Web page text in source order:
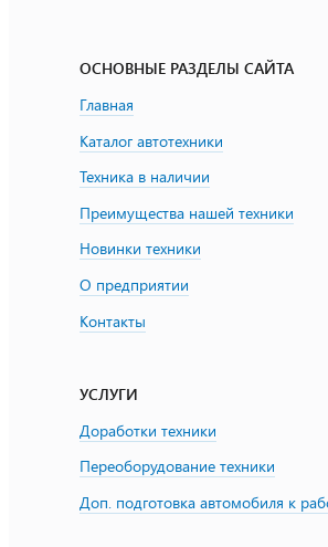
ОСНОВНЫЕ РАЗДЕЛЫ САЙТА
Главная
Каталог автотехники
Техника в наличии
Преимущества нашей техники
Новинки техники
О предприятии
Контакты
УСЛУГИ
Доработки техники
Переоборудование техники
Доп. подготовка автомобиля к